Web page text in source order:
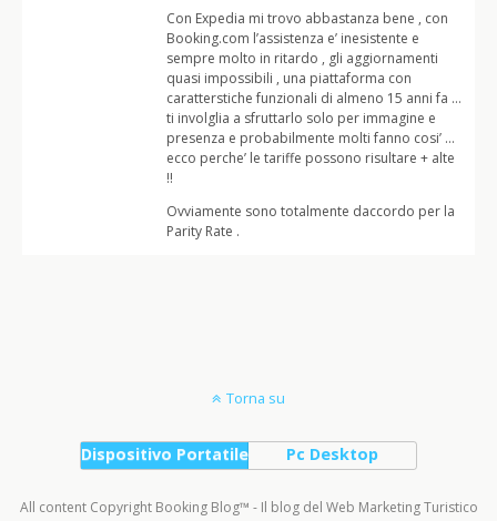
Con Expedia mi trovo abbastanza bene , con
Booking.com l’assistenza e’ inesistente e
sempre molto in ritardo , gli aggiornamenti
quasi impossibili , una piattaforma con
caratterstiche funzionali di almeno 15 anni fa …
ti involglia a sfruttarlo solo per immagine e
presenza e probabilmente molti fanno cosi’ …
ecco perche’ le tariffe possono risultare + alte
!!
Ovviamente sono totalmente daccordo per la
Parity Rate .
Torna su
Dispositivo Portatile Pc Desktop
All content Copyright Booking Blog™ - Il blog del Web Marketing Turistico